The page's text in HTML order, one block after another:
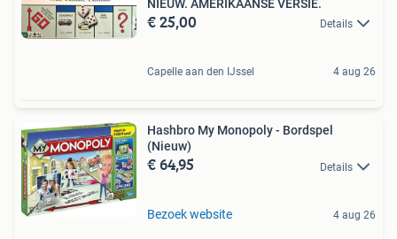
NIEUW. AMERIKAANSE VERSIE.
€ 25,00 Details
Capelle aan den IJssel 4 aug 26
Hashbro My Monopoly - Bordspel
(Nieuw)
€ 64,95 Details
Bezoek website 4 aug 26